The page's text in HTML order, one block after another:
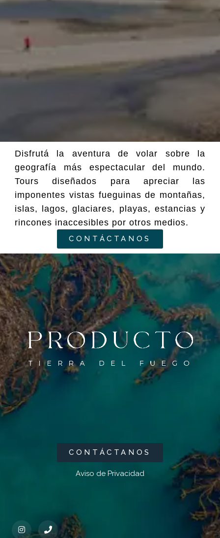
Disfrutá la aventura de volar sobre la
geografía más espectacular del mundo.
Tours diseñados para apreciar las
imponentes vistas fueguinas de montañas,
islas, lagos, glaciares, playas, estancias y
rincones inaccesibles por otros medios.
CONTÁCTANOS
CONTÁCTANOS
Aviso de Privacidad